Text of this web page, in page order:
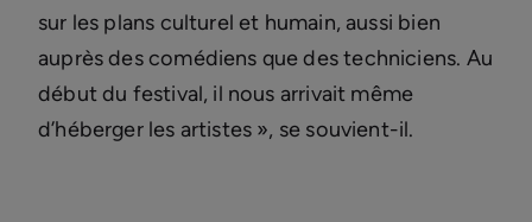
sur les plans culturel et humain, aussi bien
auprès des comédiens que des techniciens. Au
début du festival, il nous arrivait même
d’héberger les artistes », se souvient-il.